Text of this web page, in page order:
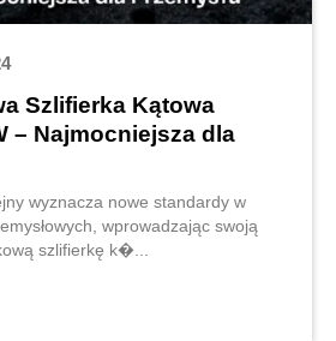
Szlifierka Kątowa
– Najmocniejsza dla
wyznacza nowe standardy w
wprowadzając swoją
szlifierkę k�...